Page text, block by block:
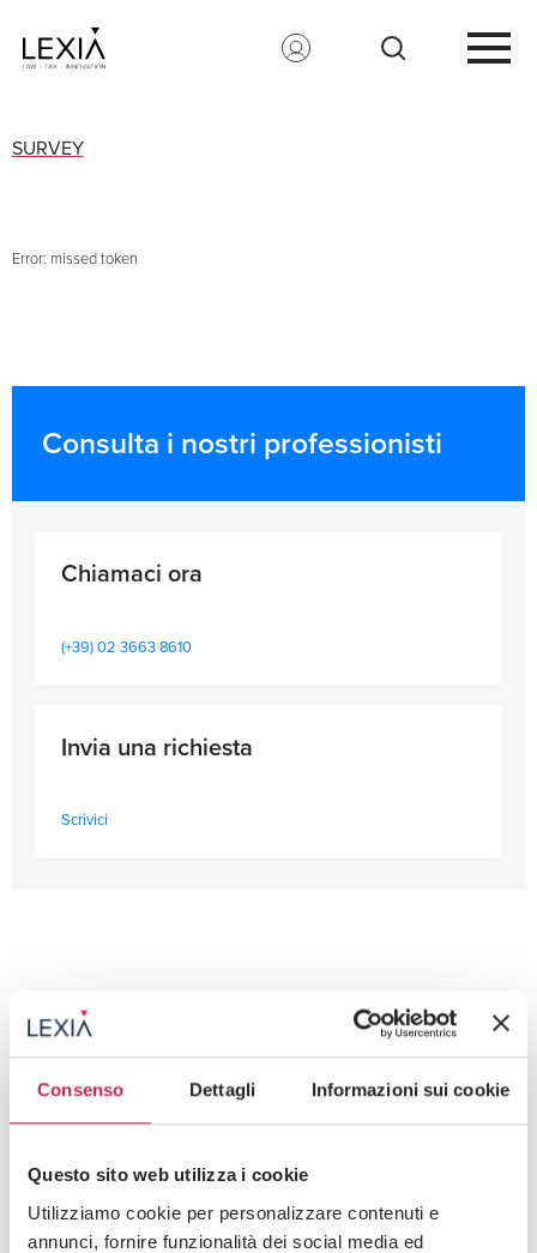
Consenso Dettagli Informazioni sui cookie
Questo sito web utilizza i cookie
Utilizziamo cookie per personalizzare contenuti e
annunci, fornire funzionalità dei social media ed
Search for:
SURVEY
Error: missed token
Consulta i nostri professionisti
Chiamaci ora
(+39) 02 3663 8610
Invia una richiesta
Scrivici
GOVERNANCE & RESPONSIBILITY
INNOVATION